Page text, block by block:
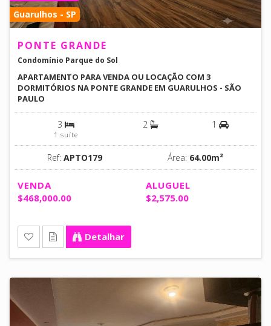
Guarulhos - SP
PONTE GRANDE
Condomínio Parque do Sol
APARTAMENTO PARA VENDA OU LOCAÇÃO COM 3
DORMITÓRIOS NA PONTE GRANDE EM GUARULHOS - SÃO
PAULO
3
1 suíte
2 1
Ref: APTO179 Área: 64.00m²
VENDA
$468,000.00
ALUGUEL
$2,575.00
Detalhar